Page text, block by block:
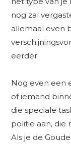
nog zal
allemaal even
eerder.
Nog even een
of iemand
die speciale
politie aan, die
Als je de